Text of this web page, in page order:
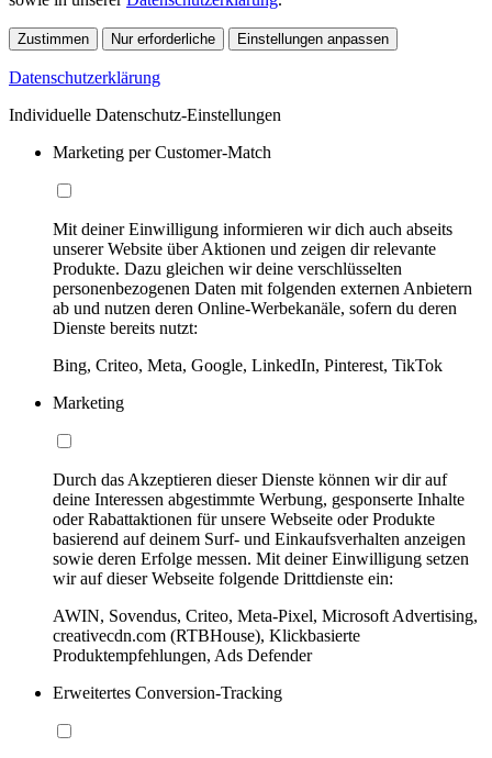
Zustimmen Nur erforderliche Einstellungen anpassen
Datenschutzerklärung
Individuelle Datenschutz-Einstellungen
Marketing per Customer-Match
Mit deiner Einwilligung informieren wir dich auch abseits
unserer Website über Aktionen und zeigen dir relevante
Produkte. Dazu gleichen wir deine verschlüsselten
personenbezogenen Daten mit folgenden externen Anbietern
ab und nutzen deren Online-Werbekanäle, sofern du deren
Dienste bereits nutzt:
Bing, Criteo, Meta, Google, LinkedIn, Pinterest, TikTok
Marketing
Durch das Akzeptieren dieser Dienste können wir dir auf
deine Interessen abgestimmte Werbung, gesponserte Inhalte
oder Rabattaktionen für unsere Webseite oder Produkte
basierend auf deinem Surf- und Einkaufsverhalten anzeigen
sowie deren Erfolge messen. Mit deiner Einwilligung setzen
wir auf dieser Webseite folgende Drittdienste ein:
AWIN, Sovendus, Criteo, Meta-Pixel, Microsoft Advertising,
creativecdn.com (RTBHouse), Klickbasierte
Produktempfehlungen, Ads Defender
Erweitertes Conversion-Tracking